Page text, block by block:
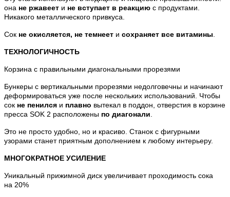
она не ржавеет и не вступает в реакцию с продуктами.
Никакого металлического привкуса.
Сок не окисляется, не темнеет и сохраняет все витамины
ТЕХНОЛОГИЧНОСТЬ
Корзина с правильными диагональными прорезями
Бункеры с вертикальными прорезями недолговечны и начинают
деформироваться уже после нескольких использований. Чтобы
сок не пенился и плавно вытекал в поддон, отверстия в корзине
пресса SOK 2 расположены по диагонали
Это не просто удобно, но и красиво. Станок с фигурными
узорами станет приятным дополнением к любому интерьеру.
МНОГОКРАТНОЕ УСИЛЕНИЕ
Уникальный прижимной диск увеличивает проходимость сока
на 20%